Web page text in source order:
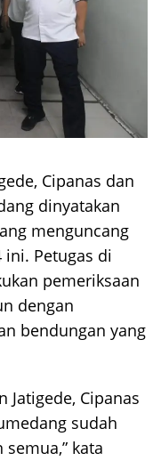
Cipanas dan
dinyatakan
menguncang
Petugas di
pemeriksaan
dengan
bendungan yang
Jatigede, Cipanas
sudah
kata